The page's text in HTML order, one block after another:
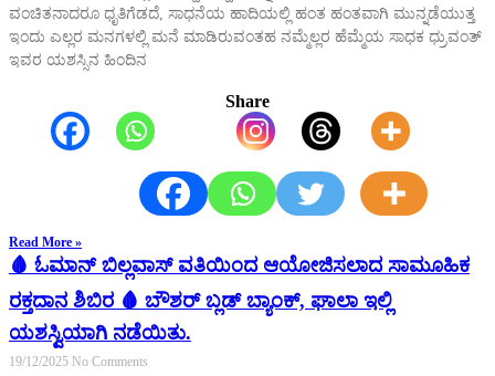
ವಂಚಿತನಾದರೂ ಧೃತಿಗೆಡದೆ, ಸಾಧನೆಯ ಹಾದಿಯಲ್ಲಿ ಹಂತ ಹಂತವಾಗಿ ಮುನ್ನಡೆಯುತ್ತ
ಇಂದು ಎಲ್ಲರ ಮನಗಳಲ್ಲಿ ಮನೆ ಮಾಡಿರುವಂತಹ ನಮ್ಮೆಲ್ಲರ ಹೆಮ್ಮೆಯ ಸಾಧಕ ಧ್ರುವಂತ್
ಇವರ ಯಶಸ್ಸಿನ ಹಿಂದಿನ
Share
Read More »
🩸 ಓಮಾನ್ ಬಿಲ್ಲವಾಸ್ ವತಿಯಿಂದ ಆಯೋಜಿಸಲಾದ ಸಾಮೂಹಿಕ
ರಕ್ತದಾನ ಶಿಬಿರ 🩸 ಬೌಶರ್ ಬ್ಲಡ್ ಬ್ಯಾಂಕ್, ಘಾಲಾ ಇಲ್ಲಿ
ಯಶಸ್ವಿಯಾಗಿ ನಡೆಯಿತು.
19/12/2025 No Comments